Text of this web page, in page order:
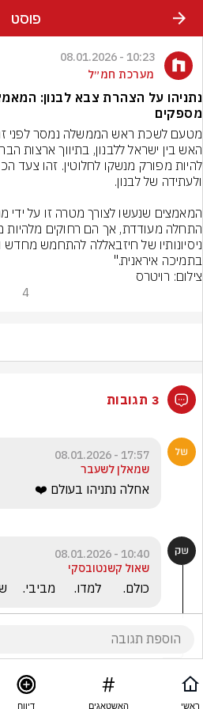
פוסט
10:23 - 08.01.2026
מערכת חמ״ל
נתניהו על הצהרת צבא לבנון:
מספקים
בתמיכה איראנית."
צילום: רויטרס
4
3 תגובות
17:57 - 08.01.2026
שמאלן לשעבר
אחלה נתניהו בעולם ❤️
10:40 - 08.01.2026
שאול קשנטובסקי
כולם.       למדו.      מביבי.
מארק שניידר
ראשי האשטאגים דיווח